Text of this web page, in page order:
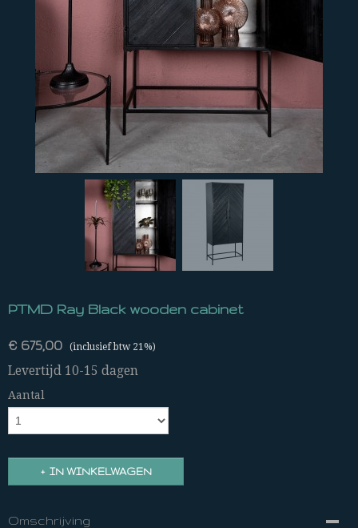
PTMD Ray Black wooden cabinet
€ 675,00 (inclusief btw 21%)
Levertijd 10-15 dagen
Aantal
IN WINKELWAGEN
Omschrijving